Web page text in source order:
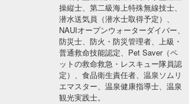
会員メニュー
今月のプレゼント
操縦士、第二級海上特殊無線技士、
潜水送気員（潜水士取得予定）、
NAUIオープンウォーターダイバー、
防災士、防火・防災管理者、上級・
普通救命技能認定、Pet Saver（ペ
ットの救命救急・レスキュー隊員認
定）、食品衛生責任者、温泉ソムリ
エマスター、温泉健康指導士、温泉
観光実践士。
ショップ情報
ルール＆How to